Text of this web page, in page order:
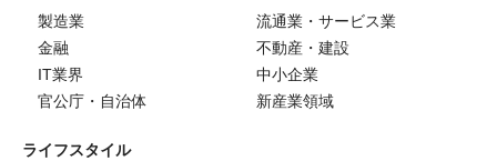
製造業
流通業・サービス業
金融
不動産・建設
IT業界
中小企業
官公庁・自治体
新産業領域
ライフスタイル